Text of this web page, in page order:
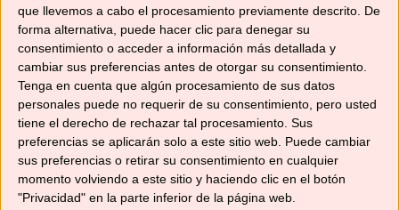
que llevemos a cabo el procesamiento previamente descrito. De
forma alternativa, puede hacer clic para denegar su
consentimiento o acceder a información más detallada y
cambiar sus preferencias antes de otorgar su consentimiento.
Tenga en cuenta que algún procesamiento de sus datos
personales puede no requerir de su consentimiento, pero usted
tiene el derecho de rechazar tal procesamiento. Sus
preferencias se aplicarán solo a este sitio web. Puede cambiar
sus preferencias o retirar su consentimiento en cualquier
momento volviendo a este sitio y haciendo clic en el botón
"Privacidad" en la parte inferior de la página web.
YouTube